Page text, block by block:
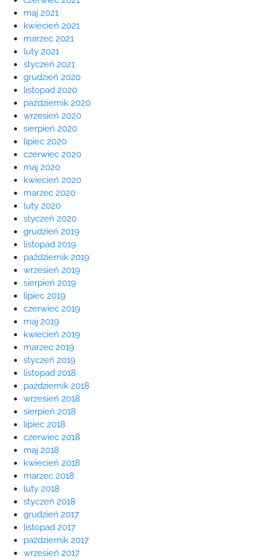
maj 2021
kwiecień 2021
marzec 2021
luty 2021
styczeń 2021
grudzień 2020
listopad 2020
październik 2020
wrzesień 2020
sierpień 2020
lipiec 2020
czerwiec 2020
maj 2020
kwiecień 2020
marzec 2020
luty 2020
styczeń 2020
grudzień 2019
listopad 2019
październik 2019
wrzesień 2019
sierpień 2019
lipiec 2019
czerwiec 2019
maj 2019
kwiecień 2019
marzec 2019
styczeń 2019
listopad 2018
październik 2018
wrzesień 2018
sierpień 2018
lipiec 2018
czerwiec 2018
maj 2018
kwiecień 2018
marzec 2018
luty 2018
styczeń 2018
grudzień 2017
listopad 2017
październik 2017
wrzesień 2017